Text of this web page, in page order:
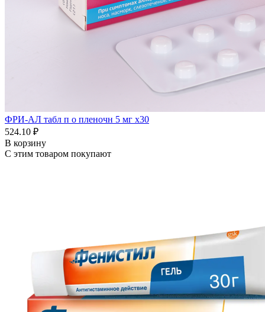
ФРИ-АЛ табл п о пленочн 5 мг x30
524.10 ₽
В корзину
С этим товаром покупают